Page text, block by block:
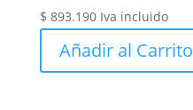
$ 893.190 Iva incluido
Añadir al Carrito